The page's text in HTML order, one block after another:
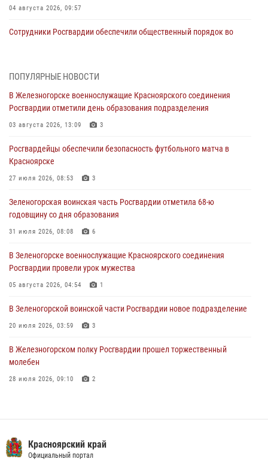
04 августа 2026, 09:57
Сотрудники Росгвардии обеспечили общественный порядок во
в серии краж из супермаркета
04 августа 2026, 06:50
познакомили отдыхающих детей с тонкостями РХБ защиты
03 августа 2026, 13:12
Росгвардии отметили день образования подразделения
03 августа 2026, 13:09
годовщину со дня образования
31 июля 2026, 08:08
ПОПУЛЯРНЫЕ НОВОСТИ
В Железногорске военнослужащие Красноярского соединения
Росгвардии отметили день образования подразделения
03 августа 2026, 13:09 3
Росгвардейцы обеспечили безопасность футбольного матча в
Красноярске
27 июля 2026, 08:53 3
Зеленогорская воинская часть Росгвардии отметила 68-ю
годовщину со дня образования
31 июля 2026, 08:08 6
В Зеленогорске военнослужащие Красноярского соединения
Росгвардии провели урок мужества
05 августа 2026, 04:54 1
В Зеленогорской воинской части Росгвардии новое подразделение
20 июля 2026, 03:59 3
В Железногорском полку Росгвардии прошел торжественный
молебен
28 июля 2026, 09:10 2
Железногорские росгвардецы получили в руки легендарное оружие
Красноярский край
Официальный портал